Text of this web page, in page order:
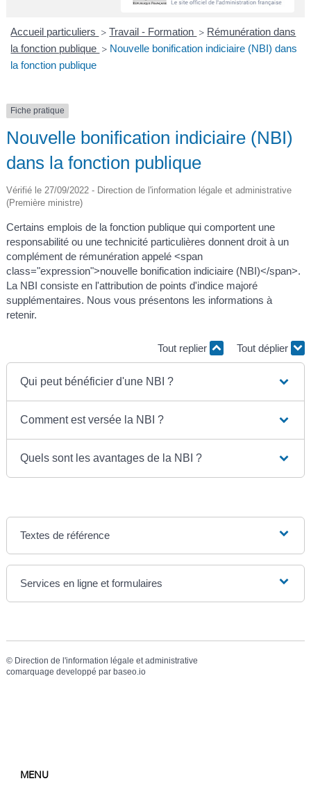
E
Accueil particuliers > Travail - Formation > Rémunération dans
la fonction publique > Nouvelle bonification indiciaire (NBI) dans
la fonction publique
Fiche pratique
Nouvelle bonification indiciaire (NBI)
dans la fonction publique
Vérifié le 27/09/2022 - Direction de l'information légale et administrative
(Première ministre)
Certains emplois de la fonction publique qui comportent une
responsabilité ou une technicité particulières donnent droit à un
complément de rémunération appelé <span
class="expression">nouvelle bonification indiciaire (NBI)</span>.
La NBI consiste en l'attribution de points d'indice majoré
supplémentaires. Nous vous présentons les informations à
retenir.
Tout replier Tout déplier
Qui peut bénéficier d'une NBI ?
Comment est versée la NBI ?
Quels sont les avantages de la NBI ?
Textes de référence
Services en ligne et formulaires
© Direction de l'information légale et administrative
comarquage developpé par baseo.io
MENU